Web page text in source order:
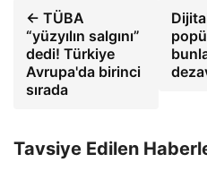
← TÜBA
“yüzyılın salgını”
dedi! Türkiye
Avrupa'da birinci
sırada
Tavsiye Edilen